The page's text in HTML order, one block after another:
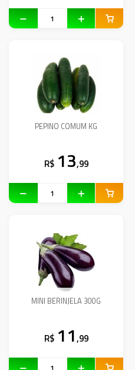
PEPINO COMUM KG
R$ 13,99
MINI BERINJELA 300G
R$ 11,99